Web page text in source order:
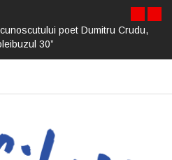
poet Dumitru Crudu,
30”